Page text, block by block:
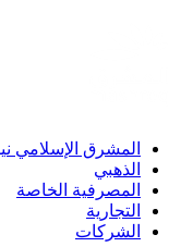
المشرق الإسلامي نيو
الذهبي
المصرفية الخاصة
التجارية
الشركات